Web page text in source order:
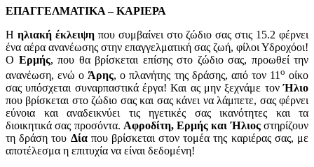
ΕΠΑΓΓΕΛΜΑΤΙΚΑ – ΚΑΡΙΕΡΑ
Η ηλιακή έκλειψηπου συμβαίνει στο ζώδιο σας στις 15.2 φέρνει
ένα αέρα ανανέωσης στην επαγγελματική σας ζωή, φίλοι Υδροχόοι!
Ο Ερμής, που θα βρίσκεται επίσης στο ζώδιο σας, προωθεί την
ανανέωση, ενώ οΆρης, ο πλανήτης της δράσης, από τον 11 ο οίκο
σας υπόσχεται συναρπαστικά έργα! Και ας μην ξεχνάμε τονΉλιο
που βρίσκεται στο ζώδιο σας και σας κάνει να λάμπετε, σας φέρνει
εύνοια και αναδεικνύει τις ηγετικές σας ικανότητες και τα
διοικητικά σας προσόντα. Αφροδίτη, Ερμής και Ήλιοςστηρίζουν
τη δράση του Δίαπου βρίσκεται στον τομέα της καριέρας σας, με
αποτέλεσμα η επιτυχία να είναι δεδομένη!